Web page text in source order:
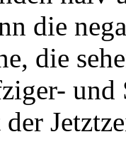
die
die
und